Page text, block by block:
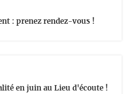
: prenez rendez-vous !
en juin au Lieu d'écoute !